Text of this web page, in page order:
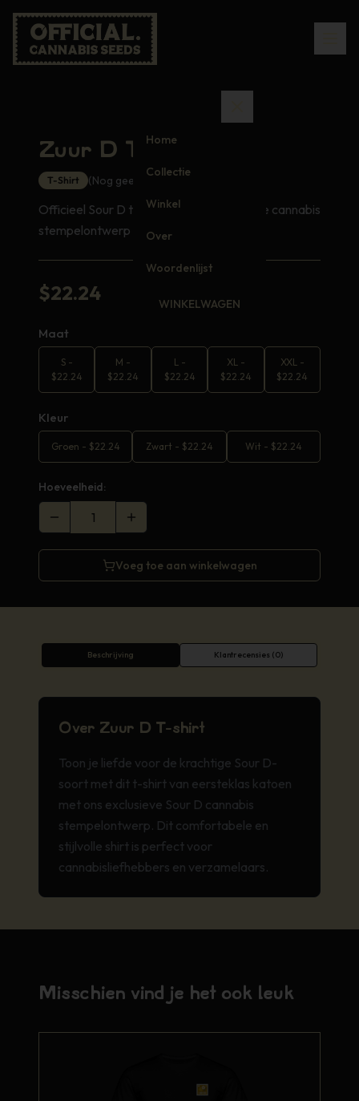
Home
Collectie
Winkel
Over
Woordenlijst
WINKELWAGEN
Zuur D T-shirt
T-Shirt (Nog geen beoordelingen)
Officieel Sour D t-shirt met ons exclusieve cannabis
stempelontwerp
$22.24
Maat
S -
$22.24
M -
$22.24
L -
$22.24
XL -
$22.24
XXL -
$22.24
Kleur
Groen - $22.24 Zwart - $22.24 Wit - $22.24
Hoeveelheid:
Voeg toe aan winkelwagen
Beschrijving Klantrecensies (0)
Over Zuur D T-shirt
Toon je liefde voor de krachtige Sour D-
soort met dit t-shirt van eersteklas katoen
met ons exclusieve Sour D cannabis
stempelontwerp. Dit comfortabele en
stijlvolle shirt is perfect voor
cannabisliefhebbers en verzamelaars.
Misschien vind je het ook leuk